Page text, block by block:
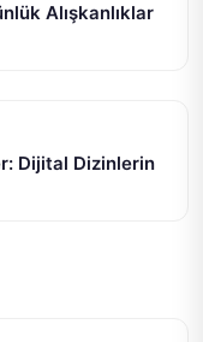
Alışkanlıklar
Dijital Dizinlerin